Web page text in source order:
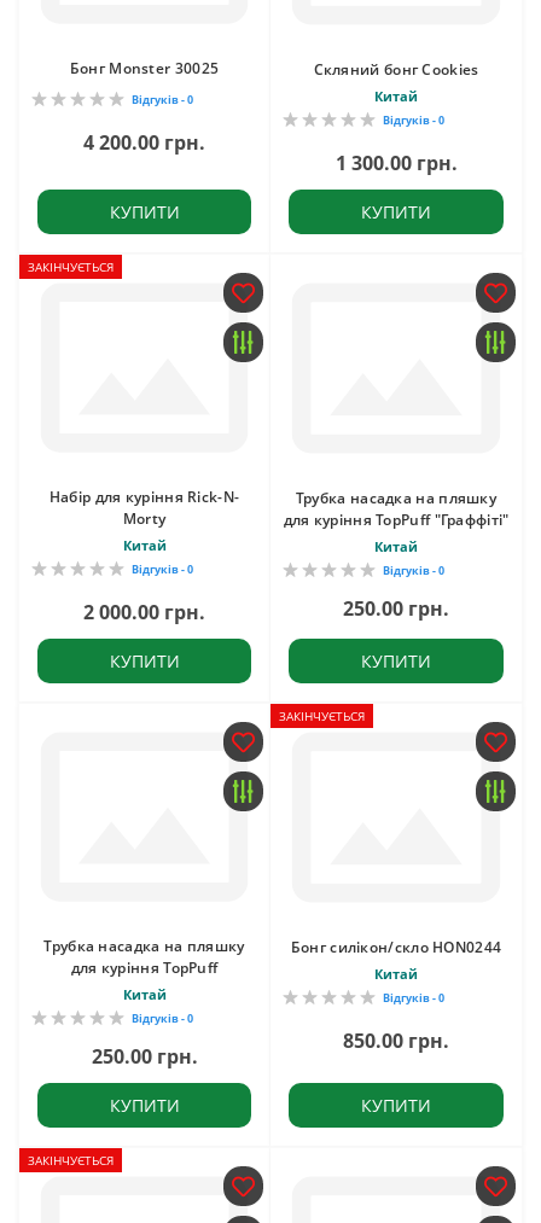
Бонг Monster 30025
Відгуків - 0
4 200.00 грн.
КУПИТИ
Скляний бонг Cookies
Китай
Відгуків - 0
1 300.00 грн.
КУПИТИ
ЗАКІНЧУЄТЬСЯ
Набір для куріння Rick-N-
Morty
Китай
Відгуків - 0
2 000.00 грн.
КУПИТИ
Трубка насадка на пляшку
для куріння TopPuff "Граффіті"
Китай
Відгуків - 0
250.00 грн.
КУПИТИ
Трубка насадка на пляшку
для куріння TopPuff
Китай
Відгуків - 0
250.00 грн.
КУПИТИ
ЗАКІНЧУЄТЬСЯ
Бонг силікон/скло HON0244
Китай
Відгуків - 0
850.00 грн.
КУПИТИ
ЗАКІНЧУЄТЬСЯ